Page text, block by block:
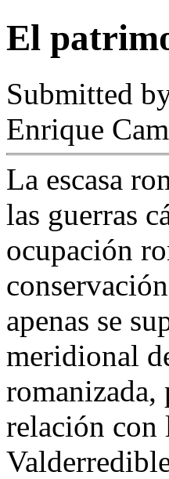
El
Submitted
Enrique
La escasa
las guerras
ocupación
apenas se
meridional
romanizada,
relación con